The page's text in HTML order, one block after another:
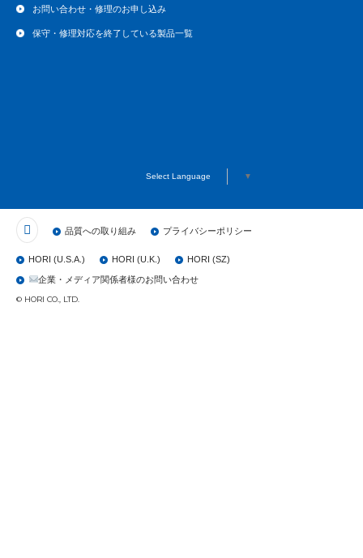
お問い合わせ・修理のお申し込み
保守・修理対応を終了している製品一覧
Select Language ▼
品質への取り組み プライバシーポリシー
HORI (U.S.A.) HORI (U.K.) HORI (SZ)
企業・メディア関係者様のお問い合わせ
© HORI CO., LTD.